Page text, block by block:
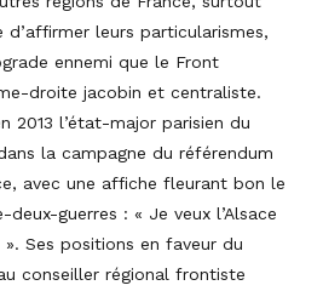
d’affirmer leurs particularismes,
ennemi que le Front
droite jacobin et centraliste.
2013 l’état-major parisien du
la campagne du référendum
avec une affiche fleurant bon le
deux-guerres : « Je veux l’Alsace
Ses positions en faveur du
conseiller régional frontiste